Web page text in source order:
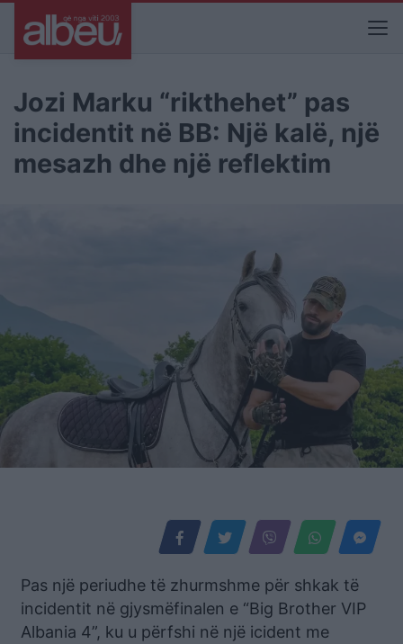
Jozi Marku “rikthehet” pas
incidentit në BB: Një kalë, një
mesazh dhe një reflektim
Pas një periudhe të zhurmshme për shkak të
incidentit në gjysmëfinalen e “Big Brother VIP
Albania 4”, ku u përfshi në një icident me